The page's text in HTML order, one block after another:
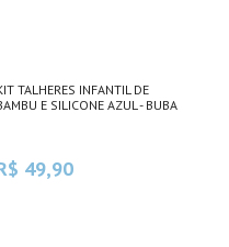
TALHERES INFANTIL DE
E SILICONE AZUL - BUBA
49,90